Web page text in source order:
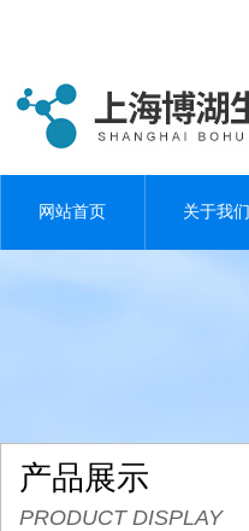
网站首页 关于我们
产品展示
PRODUCT DISPLAY